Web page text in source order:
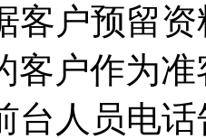
户预留资
客户作为准
人员电话